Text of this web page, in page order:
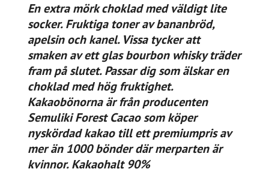
En extra mörk choklad med väldigt lite
socker. Fruktiga toner av bananbröd,
apelsin och kanel. Vissa tycker att
smaken av ett glas bourbon whisky träder
fram på slutet. Passar dig som älskar en
choklad med hög fruktighet.
Kakaobönorna är från producenten
Semuliki Forest Cacao som köper
nyskördad kakao till ett premiumpris av
mer än 1000 bönder där merparten är
kvinnor.Kakaohalt 90%